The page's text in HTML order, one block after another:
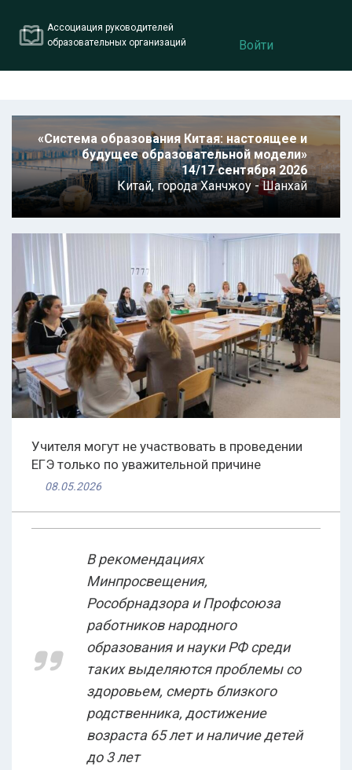
Ассоциация руководителей
образовательных организаций
Войти
«Система образования Китая: настоящее и
будущее образовательной модели»
14/17 сентября 2026
Китай,города Ханчжоу - Шанхай
Учителя могут не участвовать в проведении
ЕГЭ только по уважительной причине
08.05.2026
В рекомендациях
Минпросвещения,
Рособрнадзора и Профсоюза
работников народного
образования и науки РФ среди
таких выделяются проблемы со
здоровьем, смерть близкого
родственника, достижение
возраста 65 лет и наличие детей
до 3 лет